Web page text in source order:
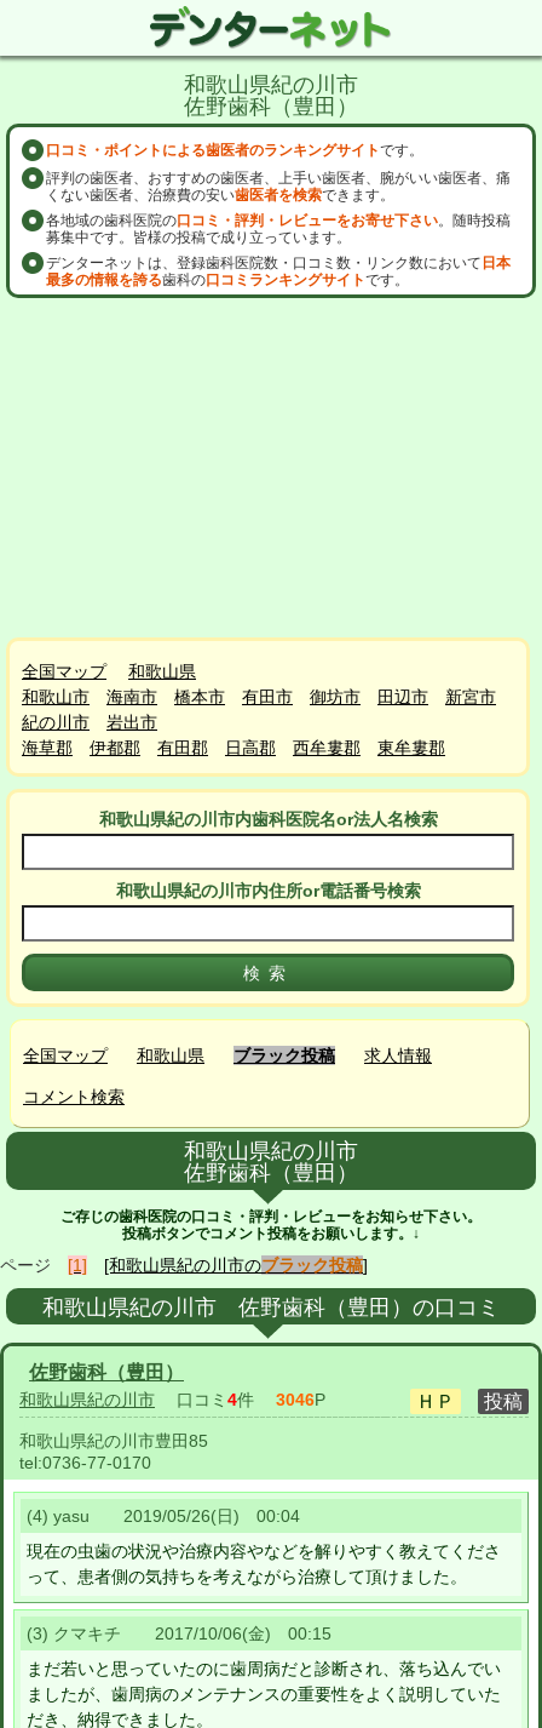
和歌山県紀の川市
佐野歯科（豊田）
口コミ・ポイントによる歯医者のランキングサイトです。
評判の歯医者、おすすめの歯医者、上手い歯医者、腕がいい歯医者、痛
くない歯医者、治療費の安い歯医者を検索できます。
各地域の歯科医院の口コミ・評判・レビューをお寄せ下さい。随時投稿
募集中です。皆様の投稿で成り立っています。
デンターネットは、登録歯科医院数・口コミ数・リンク数において 日本
最多の情報を誇る歯科の口コミランキングサイトです。
全国マップ
和歌山県
和歌山市
海南市 橋本市 有田市 御坊市 田辺市
新宮市
紀の川市
岩出市
海草郡
伊都郡 有田郡 日高郡 西牟婁郡 東牟婁郡
和歌山県紀の川市内歯科医院名or法人名検索
和歌山県紀の川市内住所or電話番号検索
全国マップ 和歌山県 ブラック投稿 求人情報
コメント検索
和歌山県紀の川市
佐野歯科（豊田）
ご存じの歯科医院の口コミ・評判・レビューをお知らせ下さい。
投稿ボタンでコメント投稿をお願いします。↓
ページ [1] [和歌山県紀の川市のブラック投稿]
和歌山県紀の川市 佐野歯科（豊田）の口コミ
佐野歯科（豊田）
和歌山県紀の川市 口コミ 4件 3046P
和歌山県紀の川市豊田85
tel:0736-77-0170
(4) yasu 2019/05/26(日) 00:04
現在の虫歯の状況や治療内容やなどを解りやすく教えてくださ
って、患者側の気持ちを考えながら治療して頂けました。
(3) クマキチ 2017/10/06(金) 00:15
まだ若いと思っていたのに歯周病だと診断され、落ち込んでい
ましたが、歯周病のメンテナンスの重要性をよく説明していた
だき、納得できました。